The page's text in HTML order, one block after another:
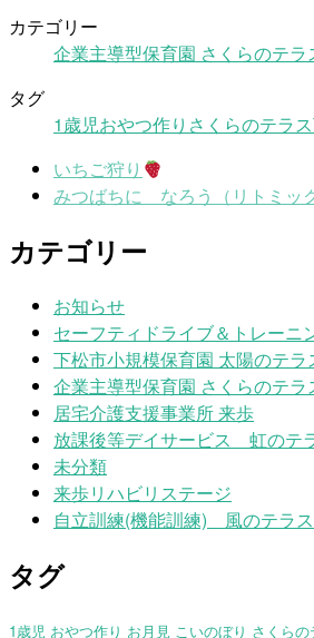
カテゴリー
企業主導型保育園 さくらのテラ
タグ
1歳児おやつ作り さくらのテラス
いちご狩り
みつばちに なろう（リトミック
カテゴリー
お知らせ
セーフティドライブ＆トレー
下松市小規模保育園 太陽のテラ
企業主導型保育園 さくらのテラ
居宅介護支援事業所 来歩
放課後等デイサービス 虹のテ
未分類
来歩リハビリステージ
自立訓練(機能訓練) 風のテラス
タグ
1歳児 おやつ作り お月見 こいのぼり さくらの